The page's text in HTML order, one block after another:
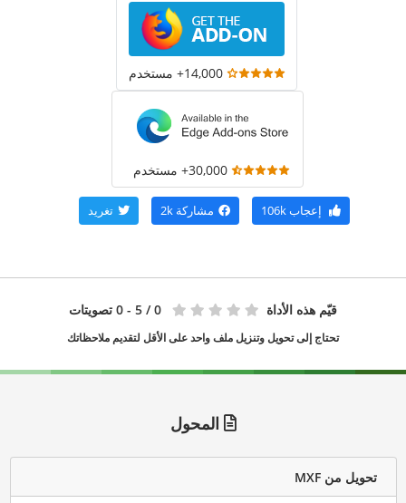
14,000+ مستخدم
30,000+ مستخدم
إعجاب106k مشاركة 2k تغريد
قيّم هذه الأداة 0 / 5 - 0 تصويتات
تحتاج إلى تحويل وتنزيل ملف واحد على الأقل لتقديم ملاحظاتك
المحول
تحويل من MXF